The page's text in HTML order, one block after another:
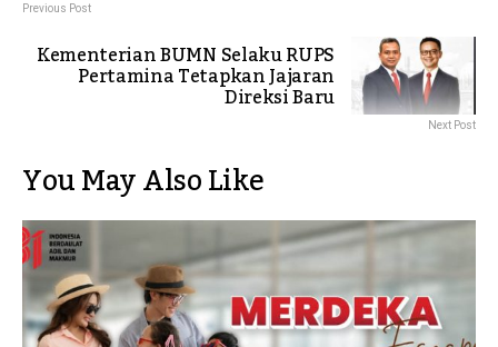
Previous Post
Kementerian BUMN Selaku RUPS
Pertamina Tetapkan Jajaran
Direksi Baru
Next Post
You May Also Like